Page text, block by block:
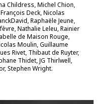
Childress, Michel Chion,
Deck, Nicolas
Raphaële Jeune,
Nathalie Leleu, Rainier
de Maison Rouge,
Moulin, Guillaume
Rivet, Thibaut de Ruyter,
Thidet, JG Thirlwell,
Stephen Wright.